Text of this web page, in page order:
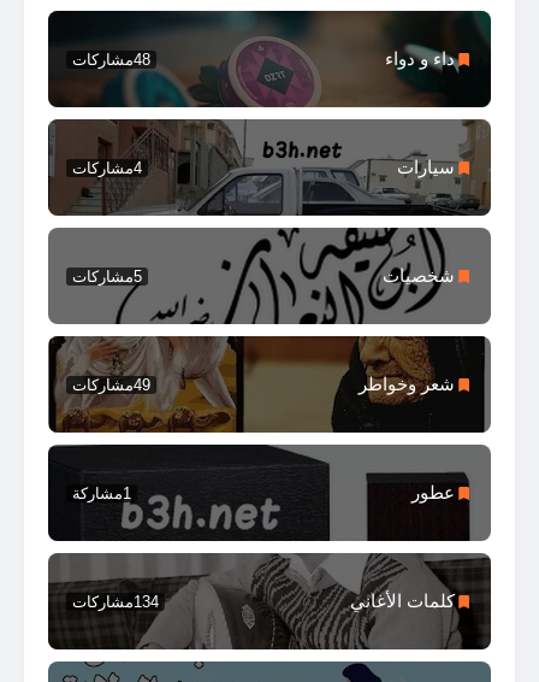
داء و دواء 48مشاركات
سيارات 4مشاركات
شخصيات 5مشاركات
شعر وخواطر 49مشاركات
عطور 1مشاركة
كلمات الأغاني 134مشاركات